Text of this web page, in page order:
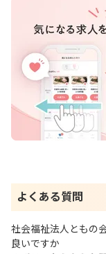
よくある質問
社会福祉法人ともの
良いですか